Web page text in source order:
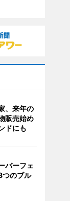
、来年の
販売始め
ドにも
バーフェ
のブル